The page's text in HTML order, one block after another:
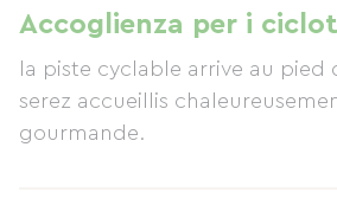
Accoglienza per i
la piste cyclable arrive au pied
serez accueillis
gourmande.